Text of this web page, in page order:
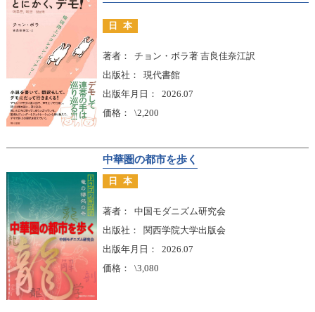
日本
著者
チョン・ボラ著 吉良佳奈江訳
出版社
現代書館
出版年月日
2026.07
価格
\2,200
中華圏の都市を歩く
日本
著者
中国モダニズム研究会
出版社
関西学院大学出版会
出版年月日
2026.07
価格
\3,080